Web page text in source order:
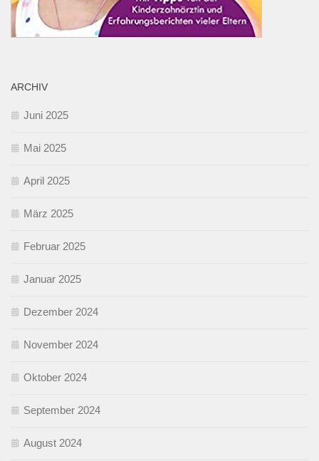
ARCHIV
Juni 2025
Mai 2025
April 2025
März 2025
Februar 2025
Januar 2025
Dezember 2024
November 2024
Oktober 2024
September 2024
August 2024